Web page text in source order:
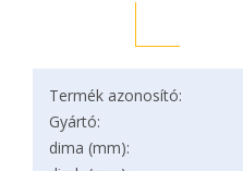
Termék azonosító:
Gyártó:
dima (mm):